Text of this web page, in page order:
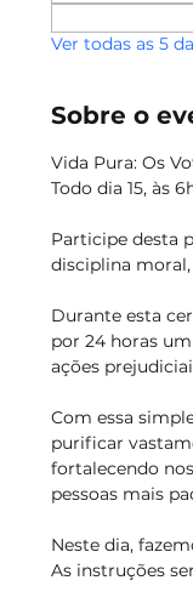
Ver todas as 5
Sobre o
Vida Pura: Os
Todo dia 15, às
Participe desta
disciplina
Durante esta
por 24 horas
ações
Com essa
purificar
fortalecendo
pessoas mais
Neste dia,
As instruções